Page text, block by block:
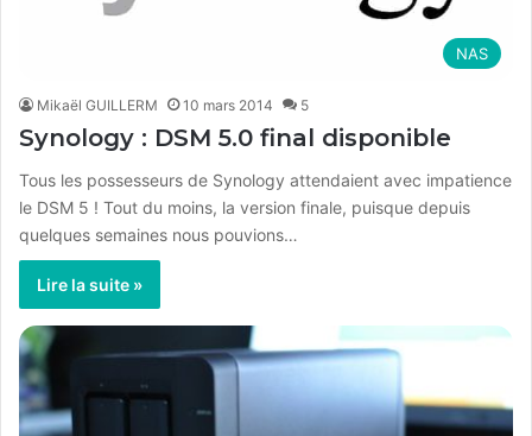
NAS
Mikaël GUILLERM 10 mars 2014 5
Synology : DSM 5.0 final disponible
Tous les possesseurs de Synology attendaient avec impatience
le DSM 5 ! Tout du moins, la version finale, puisque depuis
quelques semaines nous pouvions…
Lire la suite »